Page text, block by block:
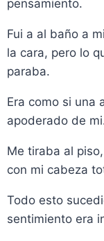
pensamiento.
Fui a al baño a
la cara, pero lo
paraba.
Era como si una
apoderado de
Me tiraba al
con mi cabeza
Todo esto
sentimiento era